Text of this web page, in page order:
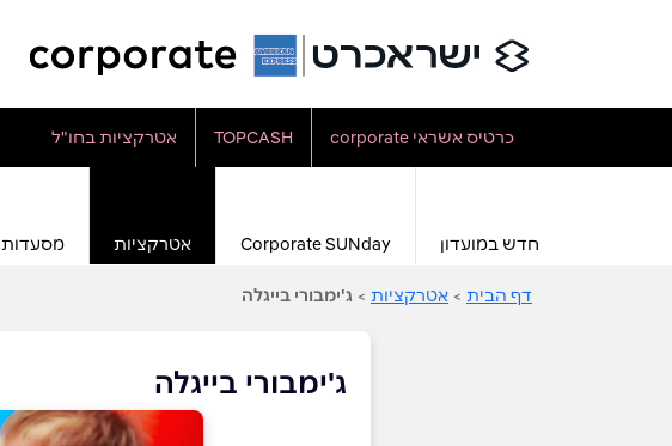
כרטיס אשראי corporate TOPCASH אטרקציות בחו"ל
חדש במועדון Corporate SUNday אטרקציות מסעדות
דף הבית > אטרקציות > ג'ימבורי בייגלה
ג'ימבורי בייגלה